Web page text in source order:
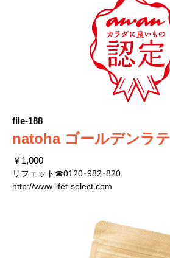
file-188
natoha ゴールデンラテ
￥1,000
リフェット☎0120･982･820
http://www.lifet-select.com